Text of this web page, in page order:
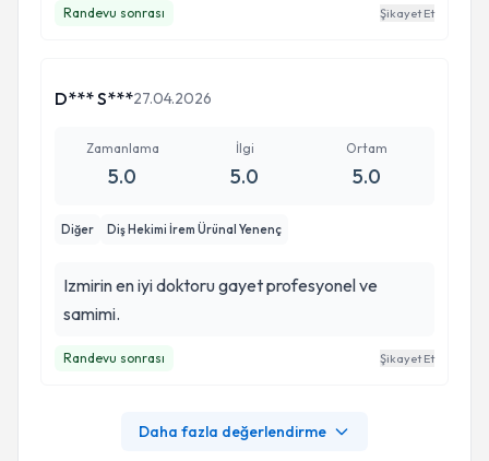
Randevu sonrası Şikayet Et
D*** S***27.04.2026
Zamanlama
5.0
İlgi
5.0
Ortam
5.0
Diğer Diş Hekimi İrem Ürünal Yenenç
Izmirin en iyi doktoru gayet profesyonel ve
samimi.
Randevu sonrası Şikayet Et
Daha fazla değerlendirme